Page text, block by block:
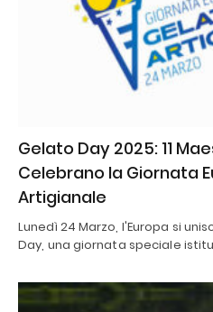
Gelato Day 2025: 11
Celebrano la Giornata
Artigianale
Lunedì 24 Marzo, l'Europa si
Day, una giornata speciale